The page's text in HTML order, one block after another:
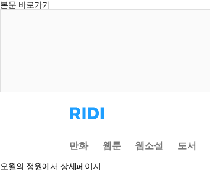
본문 바로가기
리
디
으
로
동
만화 웹툰 웹소설 도서
오월의 정원에서 상세페이지